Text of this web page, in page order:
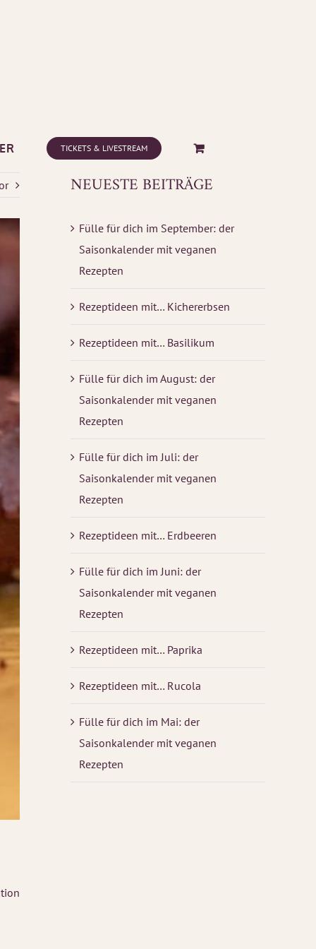
TICKETS & LIVESTREAM
NEUESTE BEITRÄGE
Fülle für dich im September: der
Saisonkalender mit veganen
Rezepten
Rezeptideen mit… Kichererbsen
Rezeptideen mit… Basilikum
Fülle für dich im August: der
Saisonkalender mit veganen
Rezepten
Fülle für dich im Juli: der
Saisonkalender mit veganen
Rezepten
Rezeptideen mit… Erdbeeren
Fülle für dich im Juni: der
Saisonkalender mit veganen
Rezepten
Rezeptideen mit… Paprika
Rezeptideen mit… Rucola
Fülle für dich im Mai: der
Saisonkalender mit veganen
Rezepten